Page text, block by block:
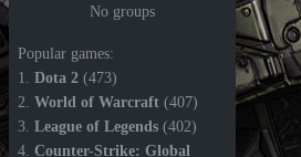
No groups
Popular games:
1. Dota 2 (473)
2. World of Warcraft (407)
3. League of Legends (402)
4. Counter-Strike: Global